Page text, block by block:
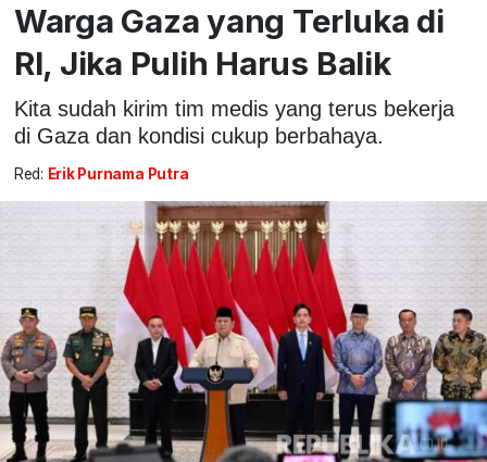
Warga Gaza yang Terluka di
RI, Jika Pulih Harus Balik
Kita sudah kirim tim medis yang terus bekerja
di Gaza dan kondisi cukup berbahaya.
Red: Erik Purnama Putra